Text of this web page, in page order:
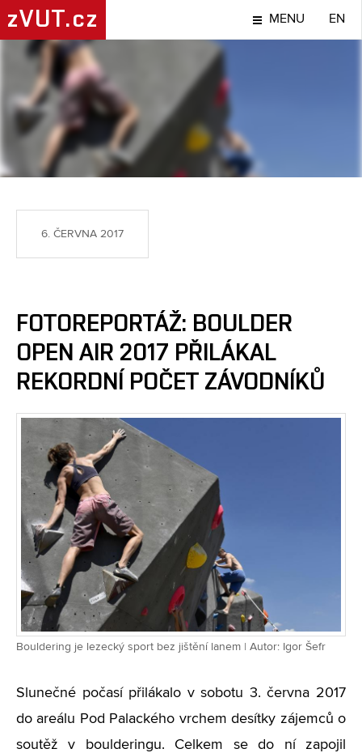
zVUT.cz MENU EN
SPORT
6. ČERVNA 2017
FOTOREPORTÁŽ: BOULDER
OPEN AIR 2017 PŘILÁKAL
REKORDNÍ POČET ZÁVODNÍKŮ
Bouldering je lezecký sport bez jištění lanem | Autor: Igor Šefr
Slunečné počasí přilákalo v sobotu 3. června 2017
do areálu Pod Palackého vrchem desítky zájemců o
soutěž v boulderingu. Celkem se do ní zapojil